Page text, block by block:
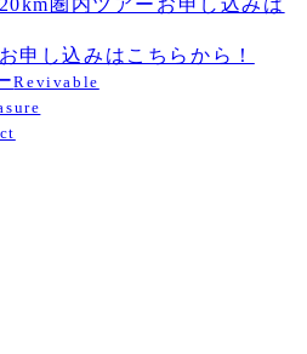
圏内ツアーお申し込みは
申し込みはこちらから！
Revivable